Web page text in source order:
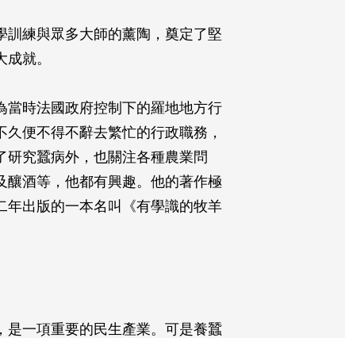
訓練與眾多大師的薰陶，奠定了堅
就。
當時法國政府控制下的羅地地方行
便不得不辭去繁忙的行政職務，
究蠶病外，也關注各種農業問
釀酒等，他都有興趣。他的著作極
年出版的一本名叫《有學識的牧羊
是一項重要的民生產業。可是養蠶